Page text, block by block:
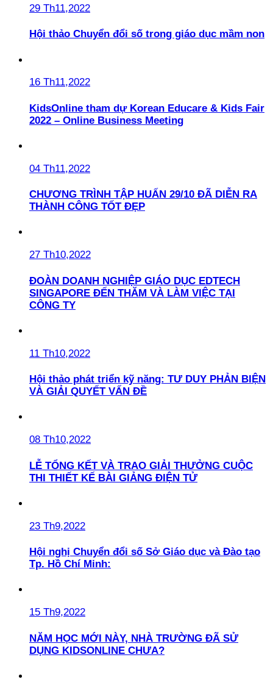
29 Th11,2022
Hội thảo Chuyển đổi số trong giáo dục mầm non
16 Th11,2022
KidsOnline tham dự Korean Educare & Kids Fair
2022 – Online Business Meeting
04 Th11,2022
CHƯƠNG TRÌNH TẬP HUẤN 29/10 ĐÃ DIỄN RA
THÀNH CÔNG TỐT ĐẸP
27 Th10,2022
ĐOÀN DOANH NGHIỆP GIÁO DỤC EDTECH
SINGAPORE ĐẾN THĂM VÀ LÀM VIỆC TẠI
CÔNG TY
11 Th10,2022
Hội thảo phát triển kỹ năng: TƯ DUY PHẢN BIỆN
VÀ GIẢI QUYẾT VẤN ĐỀ
08 Th10,2022
LỄ TỔNG KẾT VÀ TRAO GIẢI THƯỞNG CUỘC
THI THIẾT KẾ BÀI GIẢNG ĐIỆN TỬ
23 Th9,2022
Hội nghị Chuyển đổi số Sở Giáo dục và Đào tạo
Tp. Hồ Chí Minh:
15 Th9,2022
NĂM HỌC MỚI NÀY, NHÀ TRƯỜNG ĐÃ SỬ
DỤNG KIDSONLINE CHƯA?